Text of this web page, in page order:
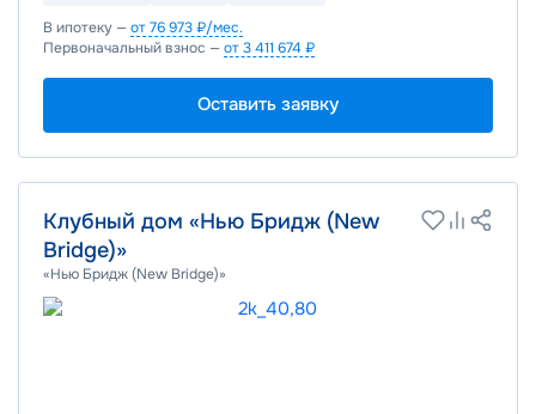
В ипотеку —от 76 973 ₽/мес.
Первоначальный взнос —от 3 411 674 ₽
Оставить заявку
Клубный дом «Нью Бридж (New
Bridge)»
«Нью Бридж (New Bridge)»